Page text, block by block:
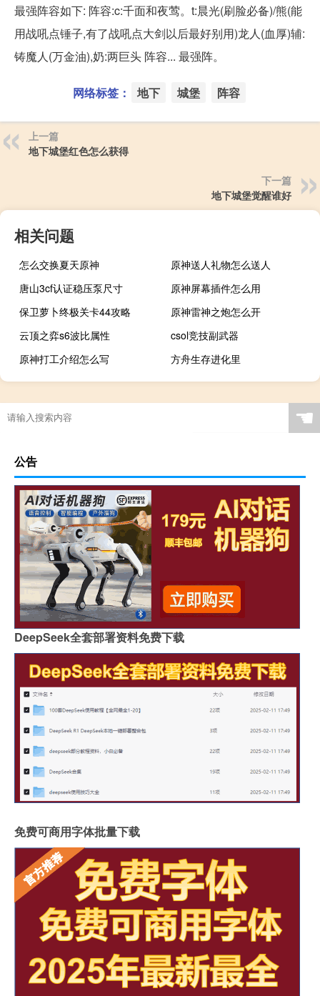
最强阵容如下: 阵容:c:千面和夜莺。t:晨光(刷脸必备)/熊(能
用战吼点锤子,有了战吼点大剑以后最好别用)龙人(血厚)辅:
铸魔人(万金油),奶:两巨头 阵容... 最强阵。
网络标签： 地下 城堡 阵容
上一篇
地下城堡红色怎么获得
下一篇
地下城堡觉醒谁好
相关问题
怎么交换夏天原神
原神送人礼物怎么送人
唐山3cf认证稳压泵尺寸
原神屏幕插件怎么用
保卫萝卜终极关卡44攻略
原神雷神之炮怎么开
云顶之弈s6波比属性
csol竞技副武器
原神打工介绍怎么写
方舟生存进化里
☚
公告
DeepSeek全套部署资料免费下载
免费可商用字体批量下载